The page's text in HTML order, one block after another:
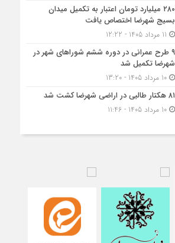
۲۸۰ میلیارد تومان اعتبار به تکمیل میدان
بسیج شهرضا اختصاص یافت
۹ طرح عمرانی در دوره ششم شوراهای شهر در
شهرضا تکمیل شد
10 مرداد 1405 - 13:20
۸۱ هکتار طالبی در اراضی شهرضا کشت شد
10 مرداد 1405 - 11:46